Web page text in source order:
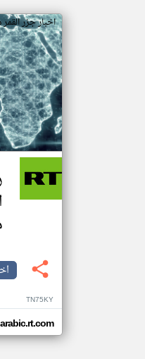
اخبار جزر
TN75KY
arabic.rt.com